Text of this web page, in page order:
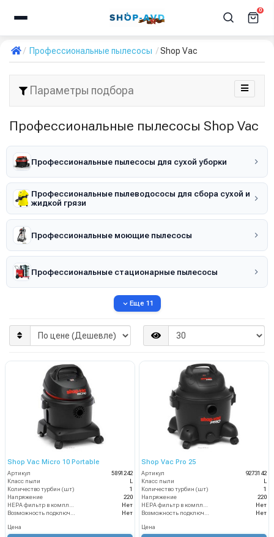
0
Профессиональные пылесосы Shop Vac
Параметры подбора
Профессиональные пылесосы Shop Vac
Профессиональные пылесосы для сухой уборки
Профессиональные пылеводососы для сбора сухой и
жидкой грязи
Профессиональные моющие пылесосы
Профессиональные стационарные пылесосы
Еще 11
Shop Vac Micro 10 Portable
Артикул
5891242
Класс пыли
Количество турбин (шт)
1
Напряжение
220
Нет
Нет
Цена
Shop Vac Pro 25
Артикул
9273142
Класс пыли
Количество турбин (шт)
1
Напряжение
220
Нет
Нет
Цена